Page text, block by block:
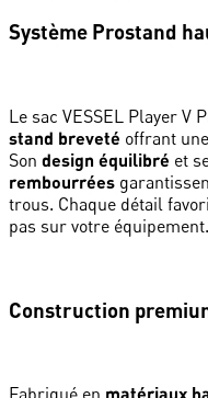
Système Prostand
Le sac VESSEL Player V
stand breveté offrant
Son design équilibré et
rembourrées
trous. Chaque détail
pas sur votre équipement.
Construction
matériaux